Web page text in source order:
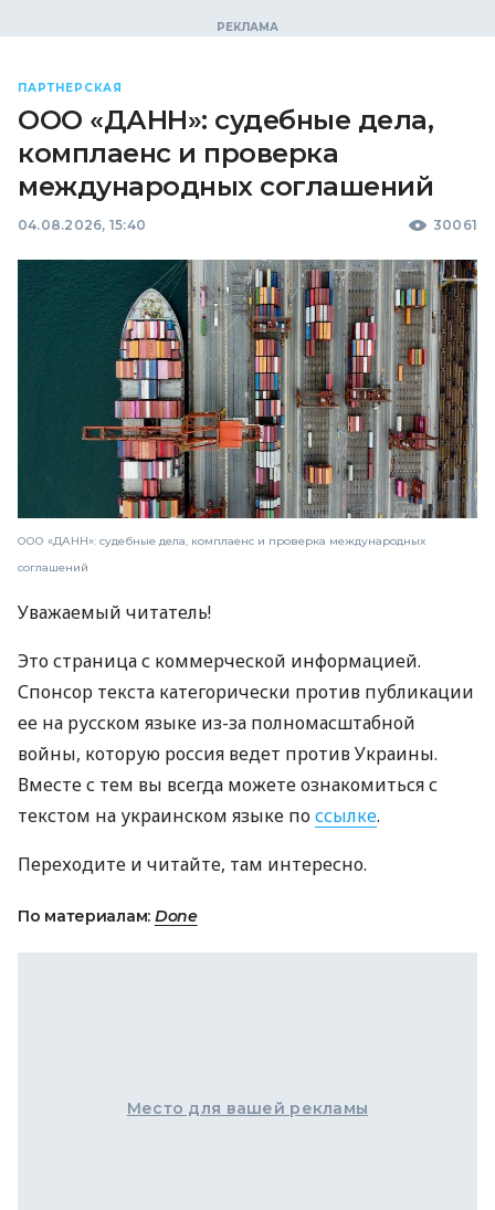
ПАРТНЕРСКАЯ
ООО «ДАНН»: судебные дела,
комплаенс и проверка
международных соглашений
04.08.2026, 15:40 30061
ООО «ДАНН»: судебные дела, комплаенс и проверка международных
соглашений
Уважаемый читатель!
Это страница с коммерческой информацией.
Спонсор текста категорически против публикации
ее на русском языке из-за полномасштабной
войны, которую россия ведет против Украины.
Вместе с тем вы всегда можете ознакомиться с
текстом на украинском языке поссылке.
Переходите и читайте, там интересно.
По материалам: Done
Место для вашей рекламы